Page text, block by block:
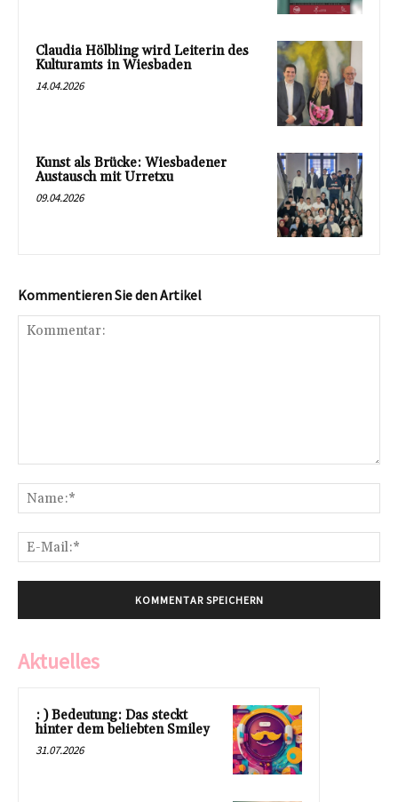
Claudia Hölbling wird Leiterin des
Kulturamts in Wiesbaden
14.04.2026
Kunst als Brücke: Wiesbadener
Austausch mit Urretxu
09.04.2026
Kommentieren Sie den Artikel
Aktuelles
: ) Bedeutung: Das steckt
hinter dem beliebten Smiley
31.07.2026